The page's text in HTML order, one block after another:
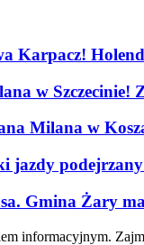
Karpacz!
w Szczecinie!
Milana w
jazdy
Gmina Żary
informacyjnym.